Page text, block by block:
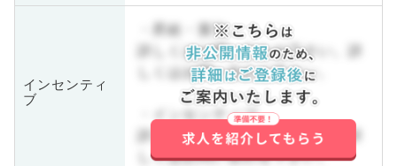
インセンティ
ブ
・昇給・賞与
詳しくはお問い合わせ下さい。詳
しくはお問い合わせ下さい。
・インセンティブ
詳しくはお問い合わせ下さい。詳
しくはお問い合わせ下さい。